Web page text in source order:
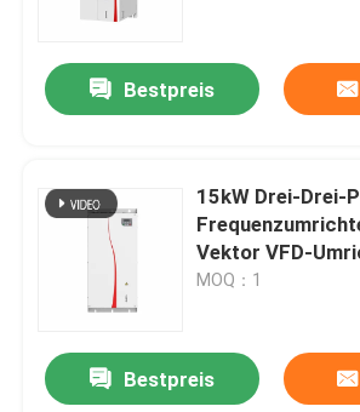
Zu Hause
Bestpreis
15kW Drei-Drei-
Vektor VFD-
MOQ：1
Bestpreis